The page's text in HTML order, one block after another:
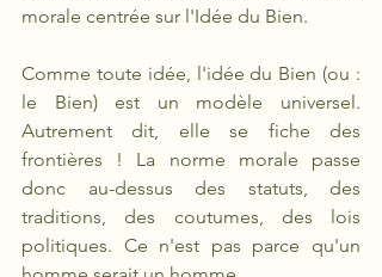
morale centrée sur l'Idée du Bien.
Comme toute idée, l'idée du Bien (ou :
le Bien) est un modèle universel.
Autrement dit, elle se fiche des
frontières ! La norme morale passe
donc au-dessus des statuts, des
traditions, des coutumes, des lois
politiques. Ce n'est pas parce qu'un